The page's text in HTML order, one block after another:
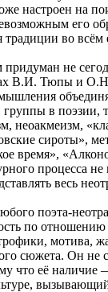
настроен на
его
во всём
не
В.И. Тюпы и
в поэзии,
неоакмеизм,
сироты»,
время»,
процесса не
весь
поэта-
по
мотива,
сюжета. Он не
что её наличие